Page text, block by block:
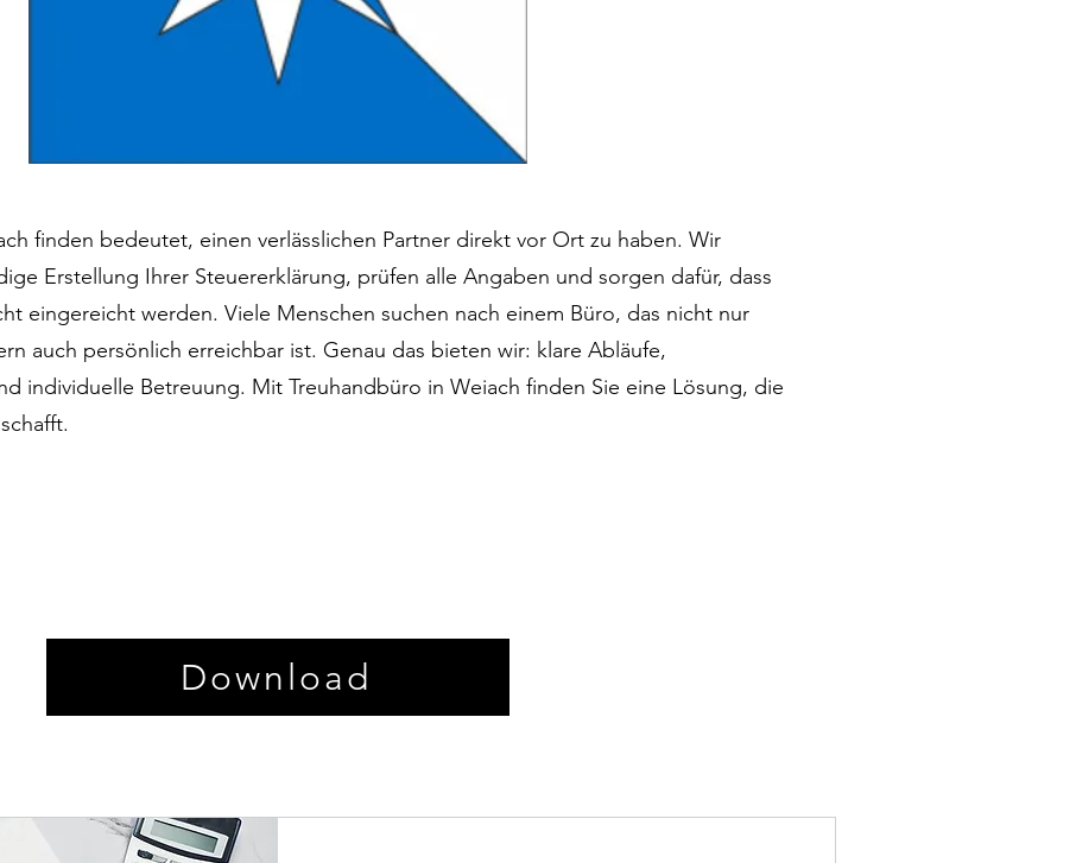
finden bedeutet, einen verlässlichen Partner direkt vor Ort zu haben. Wir
Erstellung Ihrer Steuererklärung, prüfen alle Angaben und sorgen dafür, dass
eingereicht werden. Viele Menschen suchen nach einem Büro, das nicht nur
auch persönlich erreichbar ist. Genau das bieten wir: klare Abläufe,
individuelle Betreuung. Mit Treuhandbüro in Weiach finden Sie eine Lösung, die
Download